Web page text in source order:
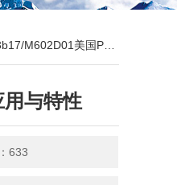
美国PCB高性能传感器的应用与特性
与特性
633